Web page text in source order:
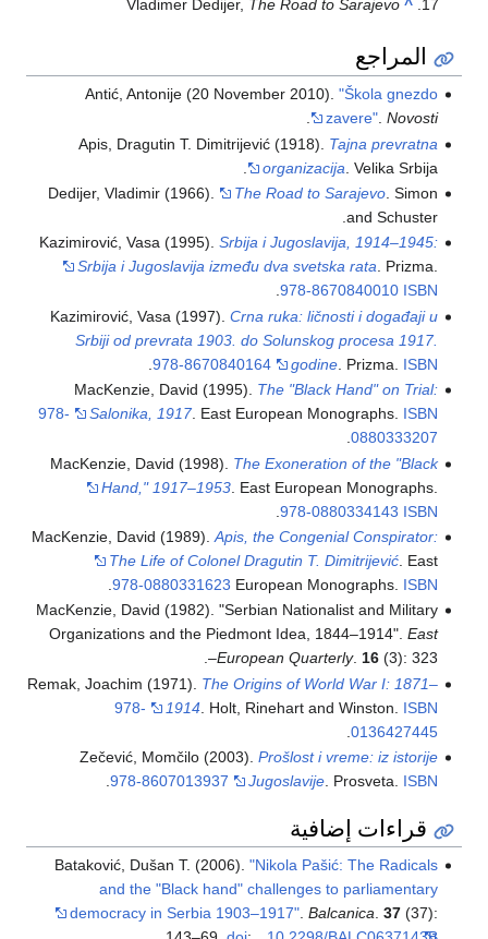
^
Vladimer Dedijer, The Road to Sarajevo
المراجع
Antić, Antonije (20 November 2010). "Škola gnezdo
zavere". Novosti
.
Apis, Dragutin T. Dimitrijević (1918). Tajna prevratna
organizacija . Velika Srbija.
Dedijer, Vladimir (1966).
The Road to Sarajevo. Simon
and Schuster.
Kazimirović, Vasa (1995). Srbija i Jugoslavija, 1914–1945:
Srbija i Jugoslavija između dva svetska rata. Prizma.
ISBN
978-8670840010
.
Kazimirović, Vasa (1997). Crna ruka: ličnosti i događaji u
Srbiji od prevrata 1903. do Solunskog procesa 1917.
godine. Prizma. ISBN
978-8670840164
MacKenzie, David (1995). The "Black Hand" on Trial:
Salonika, 1917. East European Monographs. ISBN
978-
0880333207
.
MacKenzie, David (1998). The Exoneration of the "Black
Hand," 1917–1953. East European Monographs.
ISBN
978-0880334143
MacKenzie, David (1989). Apis, the Congenial Conspirator:
The Life of Colonel Dragutin T. Dimitrijević. East
European Monographs. ISBN
978-0880331623
MacKenzie, David (1982). "Serbian Nationalist and Military
Organizations and the Piedmont Idea, 1844–1914". East
European Quarterly. 16(3): 323–.
Remak, Joachim (1971). The Origins of World War I: 1871–
1914. Holt, Rinehart and Winston. ISBN
978-
0136427445
Zečević, Momčilo (2003). Prošlost i vreme: iz istorije
Jugoslavije. Prosveta. ISBN
978-8607013937
قراءات إضافية
Bataković, Dušan T. (2006). "Nikola Pašić: The Radicals
and the "Black hand" challenges to parliamentary
democracy in Serbia 1903–1917". Balcanica. 37(37):